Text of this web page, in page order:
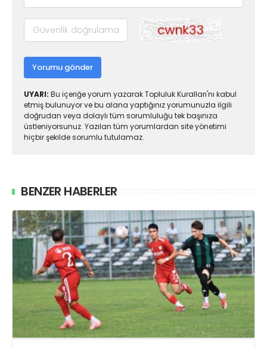
Yorumu gönder
UYARI: Bu içeriğe yorum yazarak Topluluk Kuralları'nı kabul
etmiş bulunuyor ve bu alana yaptığınız yorumunuzla ilgili
doğrudan veya dolaylı tüm sorumluluğu tek başınıza
üstleniyorsunuz. Yazılan tüm yorumlardan site yönetimi
hiçbir şekilde sorumlu tutulamaz.
BENZER HABERLER